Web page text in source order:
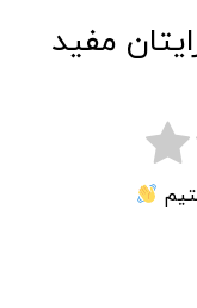
مفید